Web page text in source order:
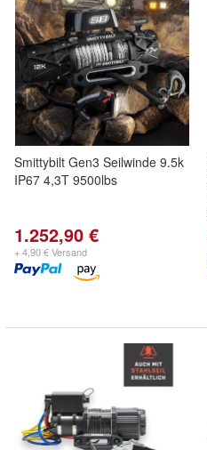
Smittybilt Gen3 Seilwinde 9.5k
IP67 4,3T 9500lbs
1.252,90 €
+ 4,90 € Versand